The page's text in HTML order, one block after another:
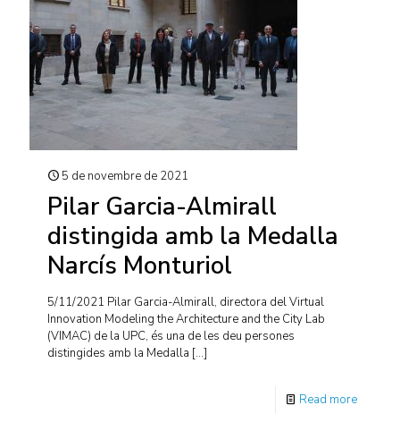
5 de novembre de 2021
Pilar Garcia-Almirall
distingida amb la Medalla
Narcís Monturiol
5/11/2021 Pilar Garcia-Almirall, directora del Virtual
Innovation Modeling the Architecture and the City Lab
(VIMAC) de la UPC, és una de les deu persones
distingides amb la Medalla […]
Read more